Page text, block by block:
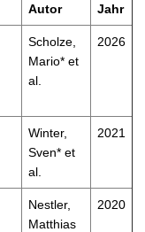
Autor Jahr
Scholze,
Mario* et
al.
2026
Winter,
Sven* et
al.
2021
Nestler,
Matthias
2020